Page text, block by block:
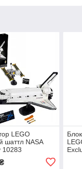
LEGO
шаттл NASA
10283